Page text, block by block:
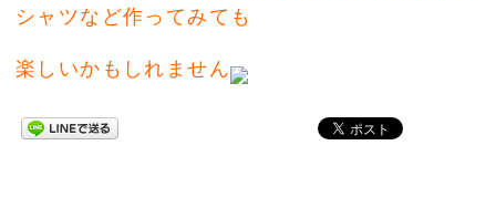
シャツなど作ってみても
楽しいかもしれません